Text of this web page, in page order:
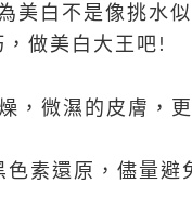
美白不是像挑水似
做美白大王吧 !
，微濕的皮膚，
色素還原，儘量避